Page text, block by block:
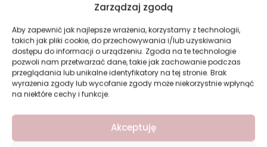
Zarządzaj zgodą
Aby zapewnić jak najlepsze wrażenia, korzystamy z technologii,
takich jak pliki cookie, do przechowywania i/lub uzyskiwania
dostępu do informacji o urządzeniu. Zgoda na te technologie
pozwoli nam przetwarzać dane, takie jak zachowanie podczas
przeglądania lub unikalne identyfikatory na tej stronie. Brak
wyrażenia zgody lub wycofanie zgody może niekorzystnie wpłynąć
na niektóre cechy i funkcje.
Akceptuję
Dodaj do koszyka
Revers Cosmetics